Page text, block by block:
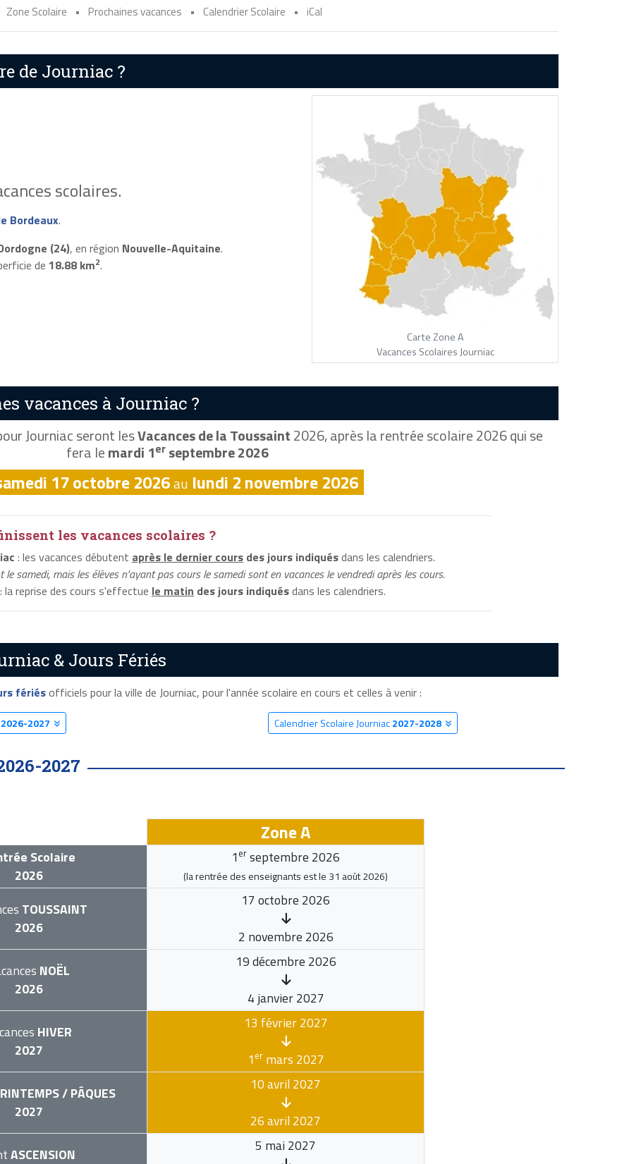
Zone Scolaire • Prochaines vacances • Calendrier Scolaire • iCal
de Journiac ?
scolaires.
Bordeaux.
(24), en région Nouvelle-Aquitaine.
de 18.88 km2.
Carte Zone A
Vacances Scolaires Journiac
vacances à Journiac ?
Journiac seront lesVacances de la Toussaint2026, après la rentrée scolaire 2026 qui se
fera lemardi 1erseptembre 2026
17 octobre 2026au lundi 2 novembre 2026
les vacances scolaires ?
: les vacances débutent après le dernier cours des jours indiquésdans les calendriers.
samedi, mais les élèves n'ayant pas cours le samedi sont en vacances le vendredi après les cours.
: la reprise des cours s'effectue le matin des jours indiquésdans les calendriers.
& Jours Fériés
fériésofficiels pour la ville de Journiac, pour l'année scolaire en cours et celles à venir :
2026-2027 Calendrier Scolaire Journiac2027-2028
2027
Zone A
Scolaire
2026
1 er septembre 2026
(la rentrée des enseignants est le 31 août 2026)
TOUSSAINT
2026
17 octobre 2026
2 novembre 2026
NOËL
2026
19 décembre 2026
4 janvier 2027
HIVER
2027
13 février 2027
1ermars 2027
/ PÂQUES
2027
10 avril 2027
26 avril 2027
ASCENSION
5 mai 2027